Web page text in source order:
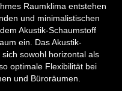
Raumklima entstehen
und minimalistischen
Akustik-Schaumstoff
ein. Das Akustik-
sowohl horizontal als
optimale Flexibilität bei
und Büroräumen.